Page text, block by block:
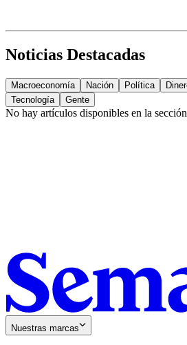
Noticias Destacadas
Macroeconomía Nación Política
Tecnología
Gente
No hay artículos disponibles en la sección
Nuestras marcas